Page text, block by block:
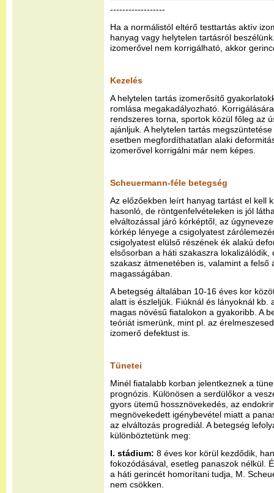
------------------
Ha a normálistól eltérő testtartás aktív
hanyag vagy helytelen tartásról
izomerővel nem korrigálható, akkor
Kezelés
A helytelen tartás izomerősítő
romlása megakadályozható.
rendszeres torna, sportok közül főleg az
ajánljuk. A helytelen tartás
esetben megfordíthatatlan alaki
izomerővel korrigálni már nem képes.
Scheuermann-féle betegség
Az előzőekben leírt hanyag tartást el kell
hasonló, de röntgenfelvételeken is jól
elváltozással járó kórképtől, az
kórkép lényege a csigolyatest
csigolyatest elülső részének ék alakú
elsősorban a háti szakaszra
szakasz átmenetében is, valamint a felső
magasságában.
A betegség általában 10-16 éves kor
alatt is észleljük. Fiúknál és lányoknál kb.
magas növésű fiatalokon a gyakoribb. A
teóriát ismerünk, mint pl. az
izomerő defektust is.
Tünetei
Minél fiatalabb korban jelentkeznek a
prognózis. Különösen a serdülőkor a
gyors ütemű hossznövekedés, az
megnövekedett igénybevétel miatt a
az elváltozás progrediál. A betegség
különböztetünk meg:
I. stádium: 8 éves kor körül kezdődik,
fokozódásával, esetleg panaszok nélkül.
a háti gerincét homorítani tudja, M.
nem csökken.